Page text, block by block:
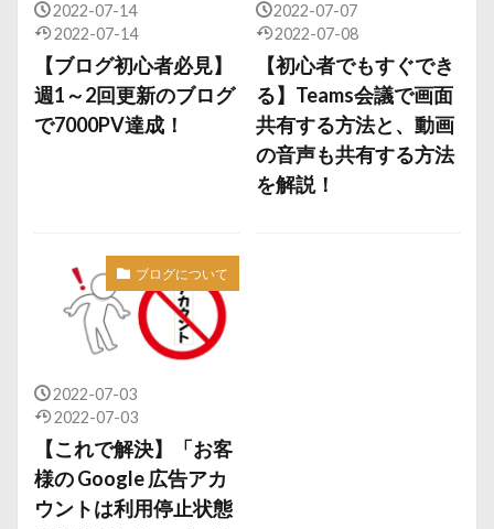
2022-07-14
2022-07-14
【ブログ初心者必見】
週1～2回更新のブログ
で7000PV達成！
2022-07-07
2022-07-08
【初心者でもすぐでき
る】Teams会議で画面
共有する方法と、動画
の音声も共有する方法
を解説！
ブログについて
2022-07-03
2022-07-03
【これで解決】「お客
様の Google 広告アカ
ウントは利用停止状態